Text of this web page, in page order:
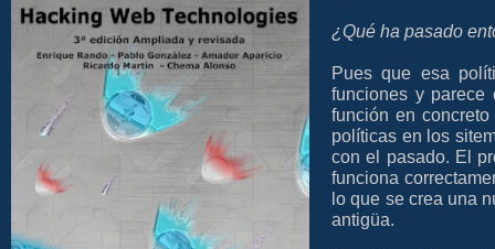
¿Qué ha pasado
Pues que esa
funciones y
función en
políticas en los
con el pasado. El
funciona
lo que se crea una
antigüa.